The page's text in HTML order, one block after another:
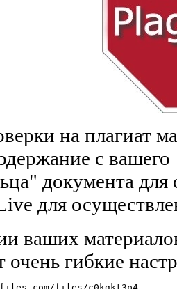
на плагиат
с
документа
для
ваших
гибкие